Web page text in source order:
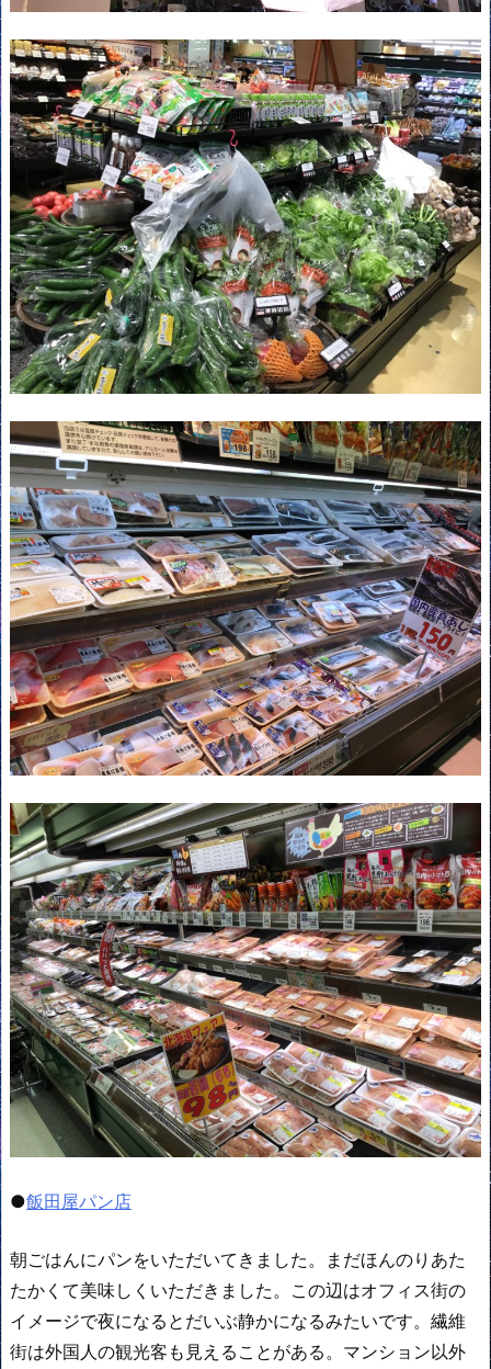
●飯田屋パン店
朝ごはんにパンをいただいてきました。まだほんのりあた
たかくて美味しくいただきました。この辺はオフィス街の
イメージで夜になるとだいぶ静かになるみたいです。繊維
街は外国人の観光客も見えることがある。マンション以外